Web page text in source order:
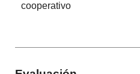
cooperativo